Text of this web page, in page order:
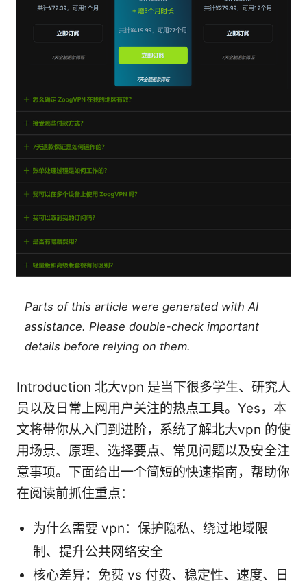
Parts of this article were generated with AI
assistance. Please double-check important
details before relying on them.
Introduction 北大vpn 是当下很多学生、研究人
员以及日常上网用户关注的热点工具。Yes，本
文将带你从入门到进阶，系统了解北大vpn 的使
用场景、原理、选择要点、常见问题以及安全注
意事项。下面给出一个简短的快速指南，帮助你
在阅读前抓住重点：
为什么需要 vpn：保护隐私、绕过地域限
制、提升公共网络安全
核心差异：免费 vs 付费、稳定性、速度、日